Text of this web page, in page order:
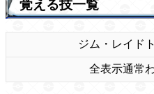
覚える技一覧
ジム・レイド
全表示通常